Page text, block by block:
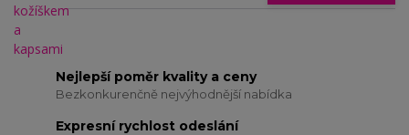
Nejlepší poměr kvality a ceny
Bezkonkurenčně nejvýhodnější nabídka
Expresní rychlost odeslání